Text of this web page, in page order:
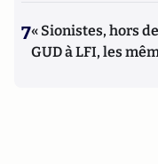
7« Sionistes, hors
GUD à LFI, les